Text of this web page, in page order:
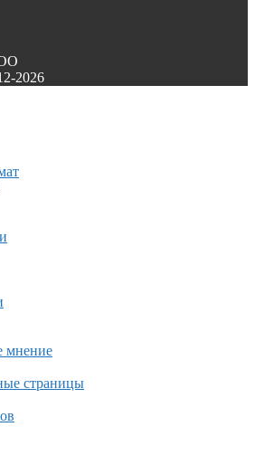
2026
мнение
страницы